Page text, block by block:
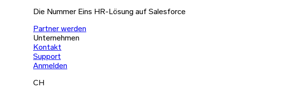
Die Nummer Eins HR-Lösung auf Salesforce
Partner werden
Unternehmen
Kontakt
Support
Anmelden
CH